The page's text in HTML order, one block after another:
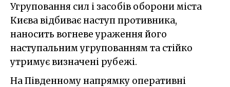
Угруповання сил і засобів оборони міста
Києва відбиває наступ противника,
наносить вогневе ураження його
наступальним угрупованням та стійко
утримує визначені рубежі.
На Південному напрямку оперативні